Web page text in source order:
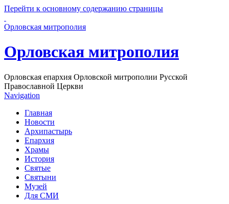
Перейти к основному содержанию страницы
Орловская митрополия
Орловская митрополия
Орловская епархия Орловской митрополии Русской
Православной Церкви
Navigation
Главная
Новости
Архипастырь
Епархия
Храмы
История
Святые
Святыни
Музей
Для СМИ